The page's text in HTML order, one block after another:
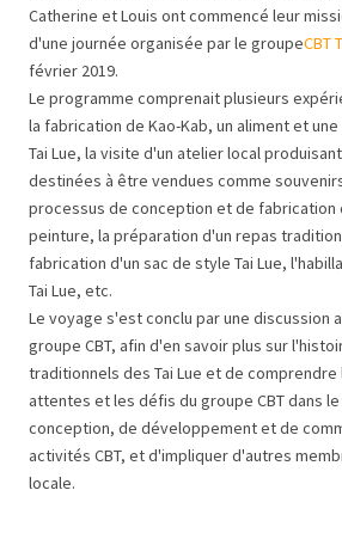
Catherine et Louis ont commencé leur
d'une journée organisée par le groupeCBT
février 2019.
Le programme comprenait plusieurs
la fabrication de Kao-Kab, un aliment et
Tai Lue, la visite d'un atelier local
destinées à être vendues comme
processus de conception et de fabrication
peinture, la préparation d'un repas
fabrication d'un sac de style Tai Lue,
Tai Lue, etc.
Le voyage s'est conclu par une discussion
groupe CBT, afin d'en savoir plus sur
traditionnels des Tai Lue et de
attentes et les défis du groupe CBT dans
conception, de développement et de
activités CBT, et d'impliquer d'autres
locale.